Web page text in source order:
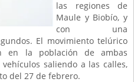
las regiones de
Maule y Biobío, y
con una
El movimiento telúrico
en la población de ambas
saliendo a las calles,
del 27 de febrero.